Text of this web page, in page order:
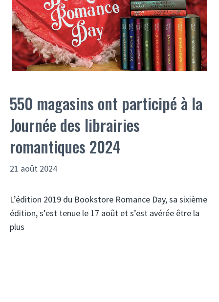
550 magasins ont participé à la
Journée des librairies
romantiques 2024
21 août 2024
L’édition 2019 du Bookstore Romance Day, sa sixième
édition, s’est tenue le 17 août et s’est avérée être la
plus